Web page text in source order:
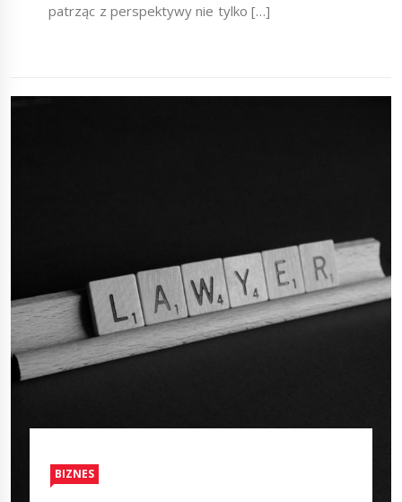
patrząc z perspektywy nie tylko […]
BIZNES